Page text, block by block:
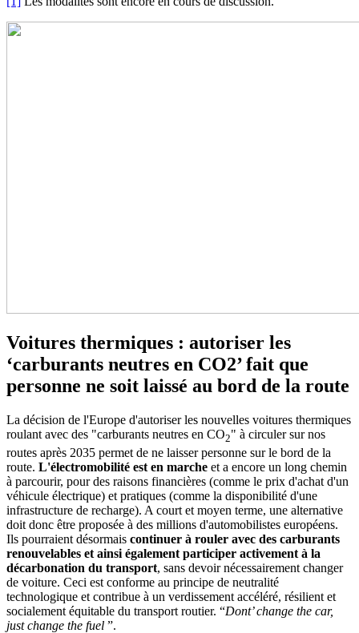
Voitures thermiques : autoriser les
‘carburants neutres en CO2’ fait que
personne ne soit laissé au bord de la route
La décision de l'Europe d'autoriser les nouvelles voitures thermiques
roulant avec des "carburants neutres en CO2" à circuler sur nos
routes après 2035 permet de ne laisser personne sur le bord de la
route. L'électromobilité est en marche et a encore un long chemin
à parcourir, pour des raisons financières (comme le prix d'achat d'un
véhicule électrique) et pratiques (comme la disponibilité d'une
infrastructure de recharge). A court et moyen terme, une alternative
doit donc être proposée à des millions d'automobilistes européens.
Ils pourraient désormais continuer à rouler avec des carburants
renouvelables et ainsi également participer activement à la
décarbonation du transport, sans devoir nécessairement changer
de voiture. Ceci est conforme au principe de neutralité
technologique et contribue à un verdissement accéléré, résilient et
socialement équitable du transport routier. “Dont’ change the car,
just change the fuel ”.